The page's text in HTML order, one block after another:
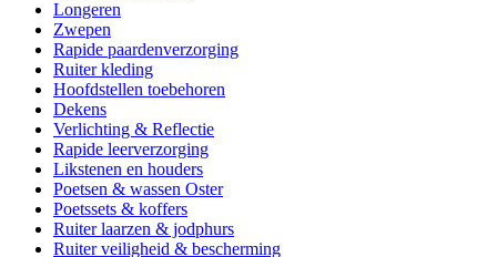
Longeren
Zwepen
Rapide paardenverzorging
Ruiter kleding
Hoofdstellen toebehoren
Dekens
Verlichting & Reflectie
Rapide leerverzorging
Likstenen en houders
Poetsen & wassen Oster
Poetssets & koffers
Ruiter laarzen & jodphurs
Ruiter veiligheid & bescherming